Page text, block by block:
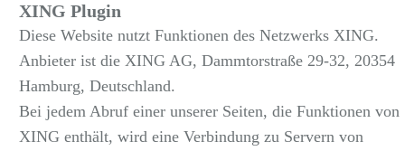
XING Plugin
Diese Website nutzt Funktionen des Netzwerks XING.
Anbieter ist die XING AG, Dammtorstraße 29-32, 20354
Hamburg, Deutschland.
Bei jedem Abruf einer unserer Seiten, die Funktionen von
XING enthält, wird eine Verbindung zu Servern von